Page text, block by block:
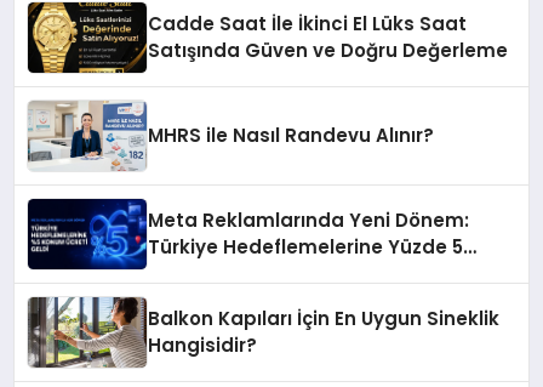
Cadde Saat İle İkinci El Lüks Saat
Satışında Güven ve Doğru Değerleme
MHRS ile Nasıl Randevu Alınır?
Meta Reklamlarında Yeni Dönem:
Türkiye Hedeflemelerine Yüzde 5
Balkon Kapıları İçin En Uygun Sineklik
Hangisidir?